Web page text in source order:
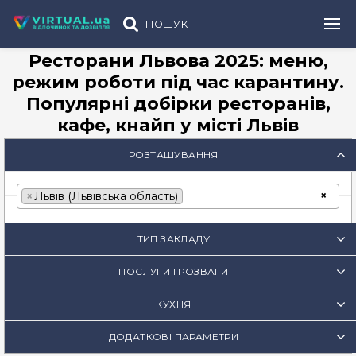
ПОШУК
Ресторани Львова 2025: меню,
режим роботи під час карантину.
Популярні добірки ресторанів,
кафе, кнайп у місті Львів
РОЗТАШУВАННЯ
×
×Львів (Львівська область)
ТИП ЗАКЛАДУ
ПОСЛУГИ І РОЗВАГИ
КУХНЯ
ДОДАТКОВІ ПАРАМЕТРИ